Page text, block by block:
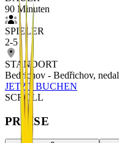
90 Minuten
SPIELER
2-5
STANDORT
Bedrichov - Bedřichov,
JETZT BUCHEN
SCROLL
PREISE